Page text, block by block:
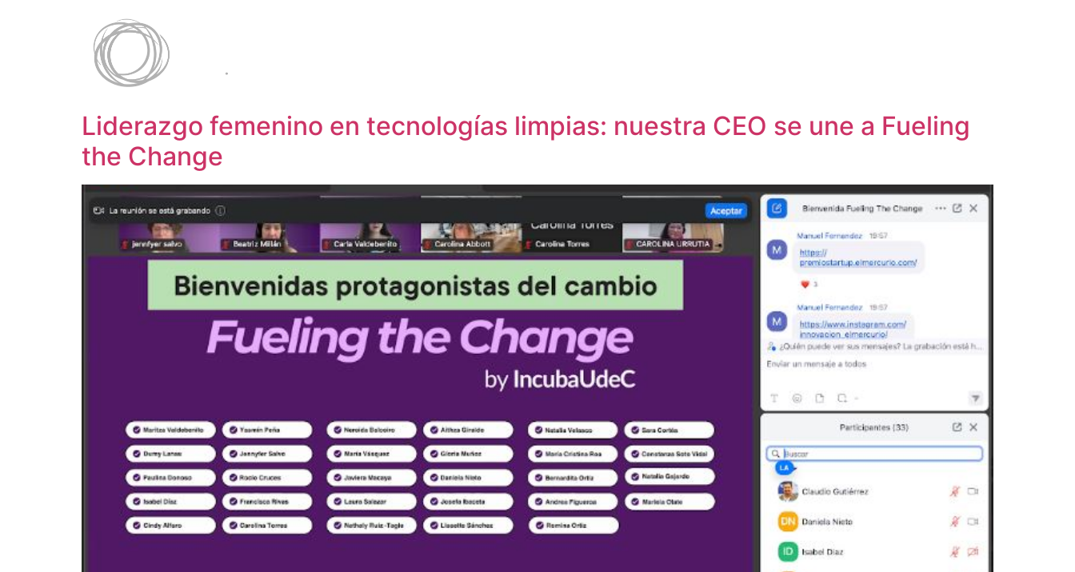
Liderazgo femenino en tecnologías limpias: nuestra CEO se une a Fueling
the Change